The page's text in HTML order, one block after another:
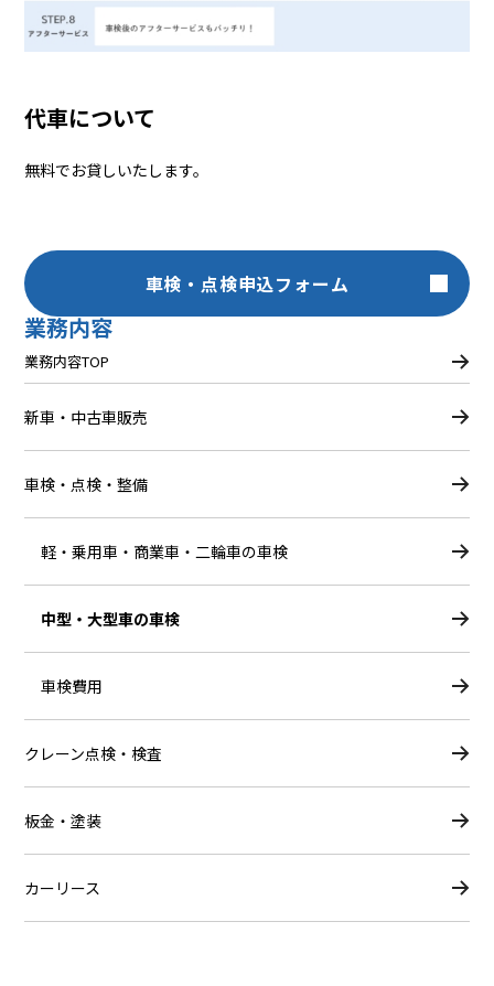
代車について
無料でお貸しいたします。
車検・点検申込フォーム
業務内容
業務内容TOP
新車・中古車販売
車検・点検・整備
軽・乗用車・商業車・二輪車の車検
中型・大型車の車検
車検費用
クレーン点検・検査
板金・塗装
カーリース